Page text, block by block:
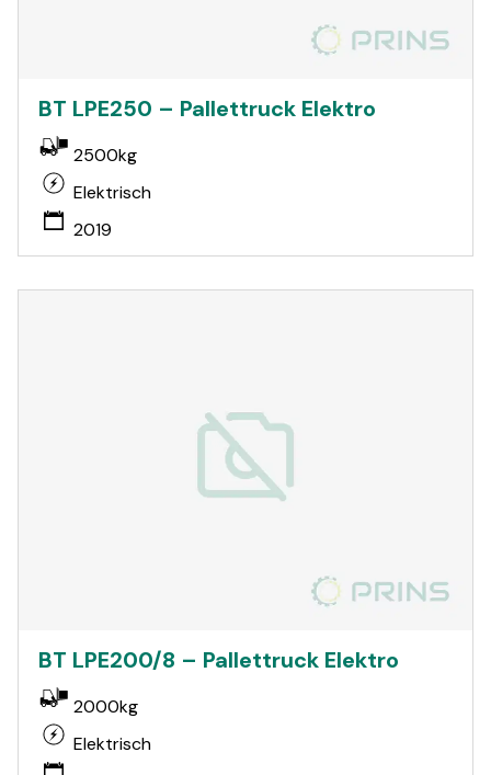
BT LPE250 – Pallettruck Elektro
2500kg
Elektrisch
2019
BT LPE200/8 – Pallettruck Elektro
2000kg
Elektrisch